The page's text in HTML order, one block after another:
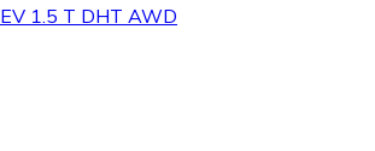
1.5 T DHT AWD